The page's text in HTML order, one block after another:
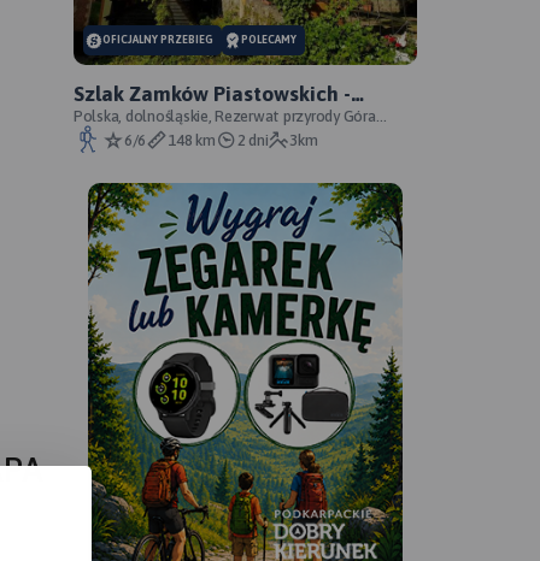
OFICJALNY PRZEBIEG POLECAMY
Szlak Zamków Piastowskich -
oficjalny przebieg
Polska, dolnośląskie, Rezerwat przyrody Góra
Choina, Zagórze Śląskie, powiat wałbrzyski
6/6 148 km 2 dni 3km